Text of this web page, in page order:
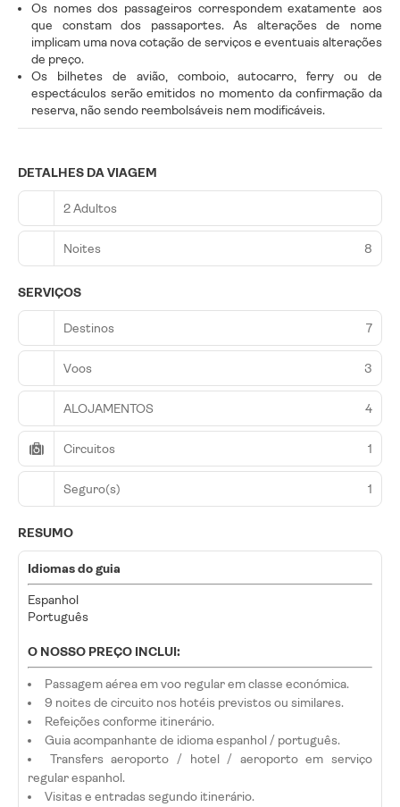
Os nomes dos passageiros correspondem exatamente aos
que constam dos passaportes. As alterações de nome
implicam uma nova cotação de serviços e eventuais alterações
de preço.
Os bilhetes de avião, comboio, autocarro, ferry ou de
espectáculos serão emitidos no momento da confirmação da
reserva, não sendo reembolsáveis nem modificáveis.
DETALHES DA VIAGEM
2 Adultos
Noites 8
SERVIÇOS
Destinos 7
Voos 3
ALOJAMENTOS 4
Circuitos 1
Seguro(s) 1
RESUMO
Idiomas do guia
Espanhol
Português
O NOSSO PREÇO INCLUI:
Passagem aérea em voo regular em classe económica.
9 noites de circuito nos hotéis previstos ou similares.
Refeições conforme itinerário.
Guia acompanhante de idioma espanhol / português.
Transfers aeroporto / hotel / aeroporto em serviço
regular espanhol.
Visitas e entradas segundo itinerário.